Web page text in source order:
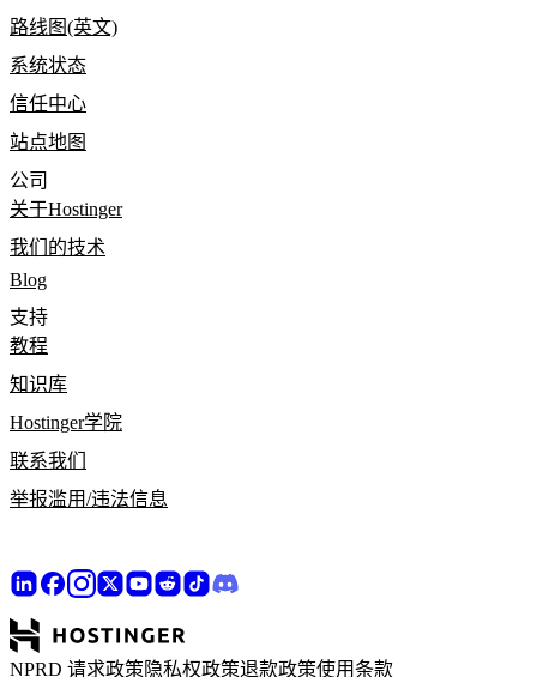
路线图(英文)
系统状态
信任中心
站点地图
公司
关于Hostinger
我们的技术
Blog
支持
教程
知识库
Hostinger学院
联系我们
举报滥用/违法信息
NPRD 请求政策 隐私权政策退款政策使用条款